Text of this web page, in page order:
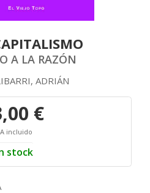
A LA RAZÓN
ADRIÁN
€
incluido
stock